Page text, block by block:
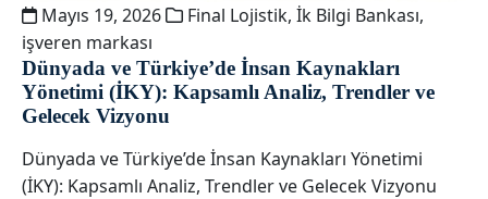
Mayıs 19, 2026 Final Lojistik, İk Bilgi Bankası,
işveren markası
Dünyada ve Türkiye’de İnsan Kaynakları
Yönetimi (İKY): Kapsamlı Analiz, Trendler ve
Gelecek Vizyonu
Dünyada ve Türkiye’de İnsan Kaynakları Yönetimi
(İKY): Kapsamlı Analiz, Trendler ve Gelecek Vizyonu